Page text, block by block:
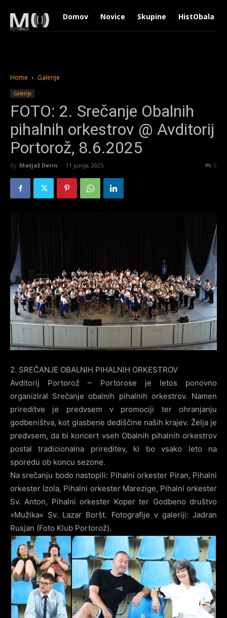
Domov Novice Skupine HistObala
Home Galerije
Galerije
FOTO: 2. Srečanje Obalnih
pihalnih orkestrov @ Avditorij
Portorož, 8.6.2025
By Matjaž Derin - 11 junija, 2025 0
2. SREČANJE OBALNIH PIHALNIH ORKESTROV
Avditorij Portorož – Portorose je letos ponovno
organiziral Srečanje obalnih pihalnih orkestrov. Namen
prireditve je predvsem v promociji ter ohranjanju
godbeništva, kot glasbene dediščine naših krajev. Želja je
predvsem, da bi koncert vseh Obalnih pihalnih orkestrov
postal tradicionalna prireditev, ki bo vsako leto na
sporedu ob koncu sezone.
Na srečanju bodo nastopili: Pihalni orkester Piran, Pihalni
orkester Izola, Pihalni orkester Marezige, Pihalni orkester
Sv. Anton, Pihalni orkester Koper ter Godbeno društvo
»Mužika« Sv. Lazar Boršt. Fotografije v galeriji: Jadran
Rusjan (Foto Klub Portorož).